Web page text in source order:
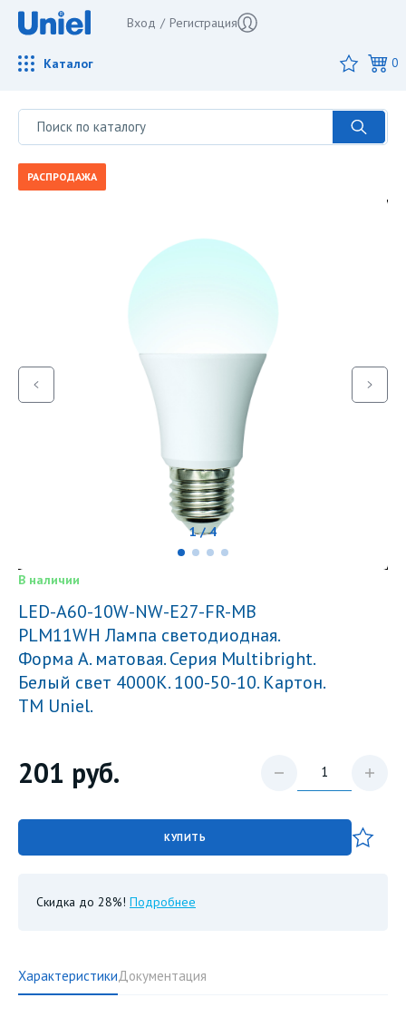
Вход / Регистрация
Каталог 0
РАСПРОДАЖА
1 / 4
В наличии
LED-A60-10W-NW-E27-FR-MB
PLM11WH Лампа светодиодная.
Форма А. матовая. Серия Multibright.
Белый свет 4000K. 100-50-10. Картон.
ТМ Uniel.
201 руб.
КУПИТЬ
Скидка до 28%! Подробнее
ХарактеристикиДокументация